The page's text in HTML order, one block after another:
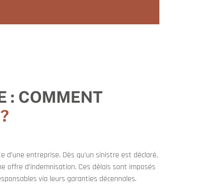
: COMMENT
entreprise. Dès qu’un sinistre est déclaré,
offre d’indemnisation. Ces délais sont imposés
via leurs garanties décennales.